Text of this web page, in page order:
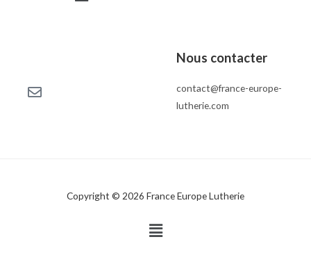
Nous contacter
contact@france-europe-
lutherie.com
Copyright © 2026 France Europe Lutherie
Menu